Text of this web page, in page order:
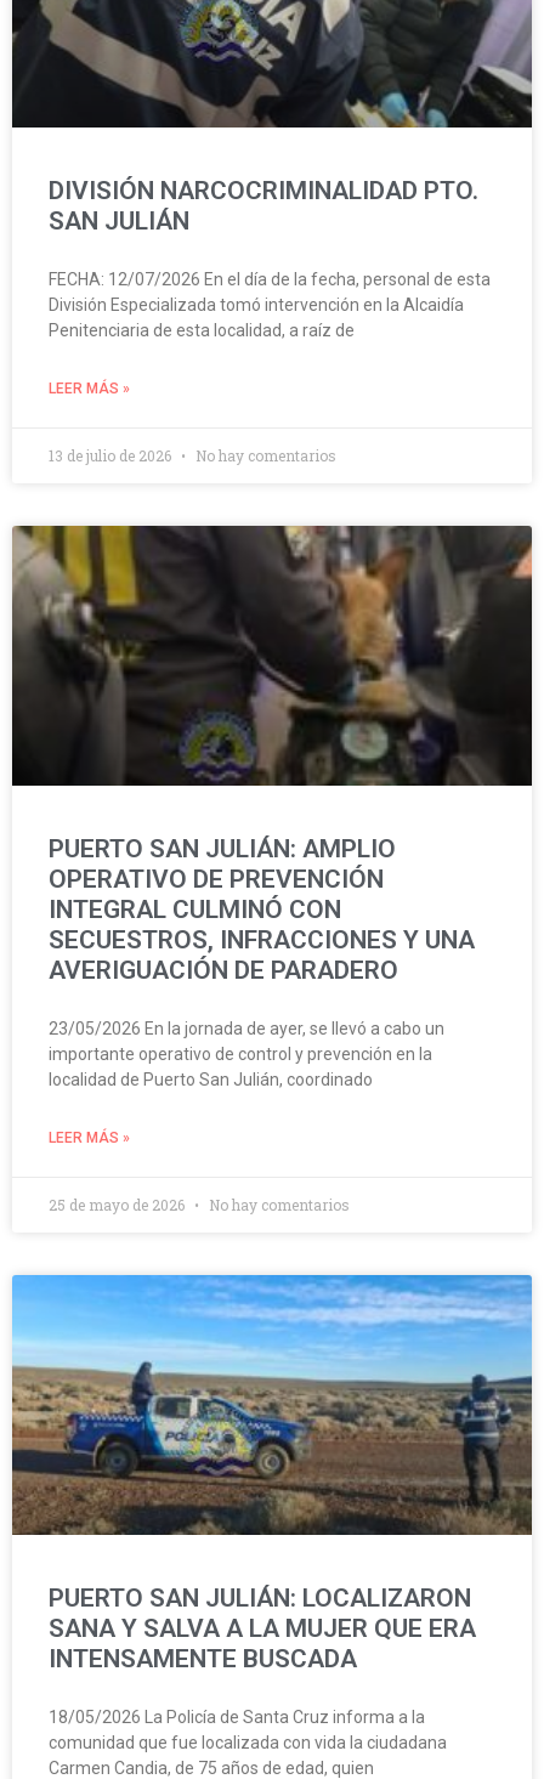
DIVISIÓN NARCOCRIMINALIDAD PTO.
SAN JULIÁN
FECHA: 12/07/2026 En el día de la fecha, personal de esta
División Especializada tomó intervención en la Alcaidía
Penitenciaria de esta localidad, a raíz de
LEER MÁS »
13 de julio de 2026 No hay comentarios
PUERTO SAN JULIÁN: AMPLIO
OPERATIVO DE PREVENCIÓN
INTEGRAL CULMINÓ CON
SECUESTROS, INFRACCIONES Y UNA
AVERIGUACIÓN DE PARADERO
23/05/2026 En la jornada de ayer, se llevó a cabo un
importante operativo de control y prevención en la
localidad de Puerto San Julián, coordinado
LEER MÁS »
25 de mayo de 2026 No hay comentarios
PUERTO SAN JULIÁN: LOCALIZARON
SANA Y SALVA A LA MUJER QUE ERA
INTENSAMENTE BUSCADA
18/05/2026 La Policía de Santa Cruz informa a la
comunidad que fue localizada con vida la ciudadana
Carmen Candia, de 75 años de edad, quien